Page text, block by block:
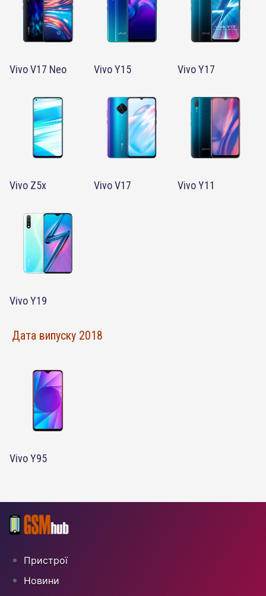
Vivo V17 Neo Vivo Y15 Vivo Y17
Vivo Z5x Vivo V17 Vivo Y11
Vivo Y19
Дата випуску 2018
Vivo Y95
Пристрої
Новини